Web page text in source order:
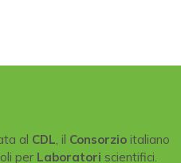
al CDL, il Consorzioitaliano
per Laboratori scientifici.